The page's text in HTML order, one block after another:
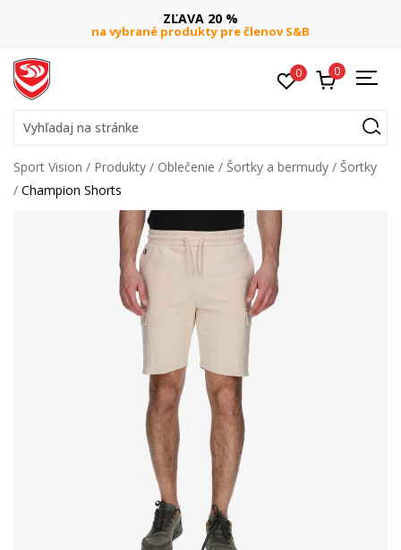
ZĽAVA 20 %
na vybrané produkty pre členov S&B
0 0
Vyhľadaj na stránke
Sport Vision Produkty Oblečenie Šortky a bermudy
Šortky
Champion Shorts